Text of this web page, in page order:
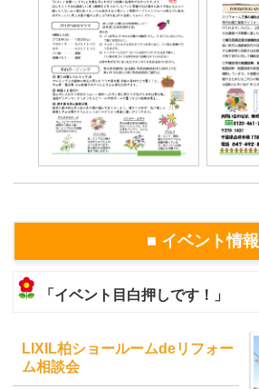
■ イベント情報
「イベント目白押しです！」
LIXIL柏ショールームdeリフォー
ム相談会